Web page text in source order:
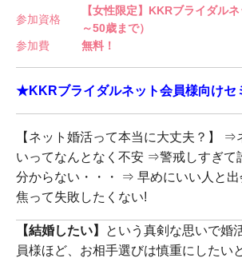
参加資格
【女性限定】KKRブライダル
～50歳まで）
参加費
無料！
★KKRブライダルネット会員様向け
【ネット婚活って本当に大丈夫？】 ⇒
いってなんとなく不安 ⇒警戒しすぎて
分からない・・・ ⇒ 早めにいい人と出
焦って失敗したくない!
【結婚したい】
という真剣な思いで婚
員様ほど、お相手選びは慎重にしたい